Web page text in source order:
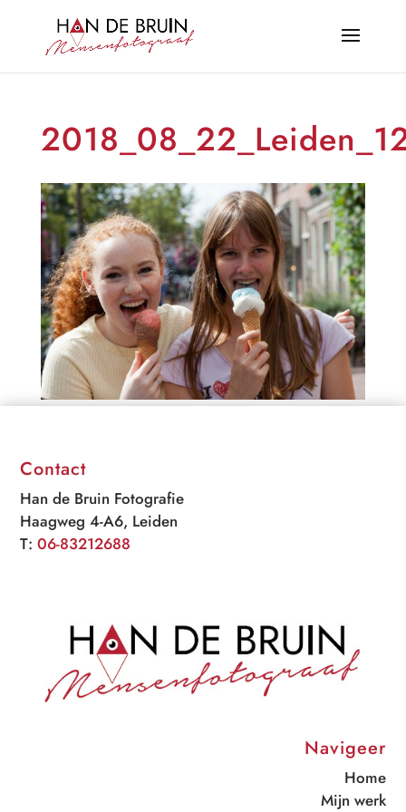
Contact
Han de Bruin Fotografie
Haagweg 4-A6, Leiden
T:06-83212688
Navigeer
Home
Mijn werk